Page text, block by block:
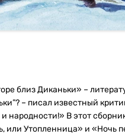
близ Диканьки» –
– писал известный
народности!» В этот
или Утопленница» и «Ночь